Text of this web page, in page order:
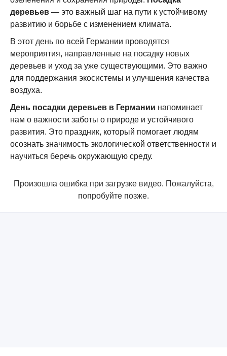
деревьев — это важный шаг на пути к устойчивому
развитию и борьбе с изменением климата.
В этот день по всей Германии проводятся
мероприятия, направленные на посадку новых
деревьев и уход за уже существующими. Это важно
для поддержания экосистемы и улучшения качества
воздуха.
День посадки деревьев в Германии напоминает
нам о важности заботы о природе и устойчивого
развития. Это праздник, который помогает людям
осознать значимость экологической ответственности и
научиться беречь окружающую среду.
Произошла ошибка при загрузке видео. Пожалуйста,
попробуйте позже.